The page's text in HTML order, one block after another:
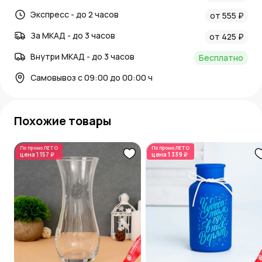
Экспресс - до 2 часов
от 555 ₽
За МКАД - до 3 часов
от 425 ₽
Внутри МКАД - до 3 часов
Бесплатно
Самовывоз с 09:00 до 00:00 ч
Похожие товары
По промоЛЕТО
цена 1 157 ₽
По промоЛЕТО
цена 1 339 ₽